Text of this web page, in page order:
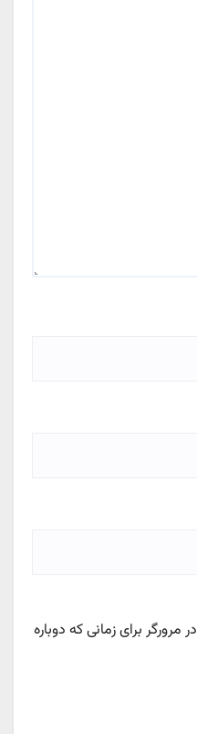
برای زمانی که دوباره